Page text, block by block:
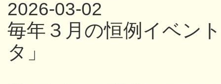
2026-03-02
毎年３月の恒例イベン
タ」